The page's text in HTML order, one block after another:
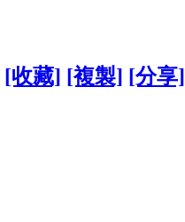
[收藏] [複製] [分享]